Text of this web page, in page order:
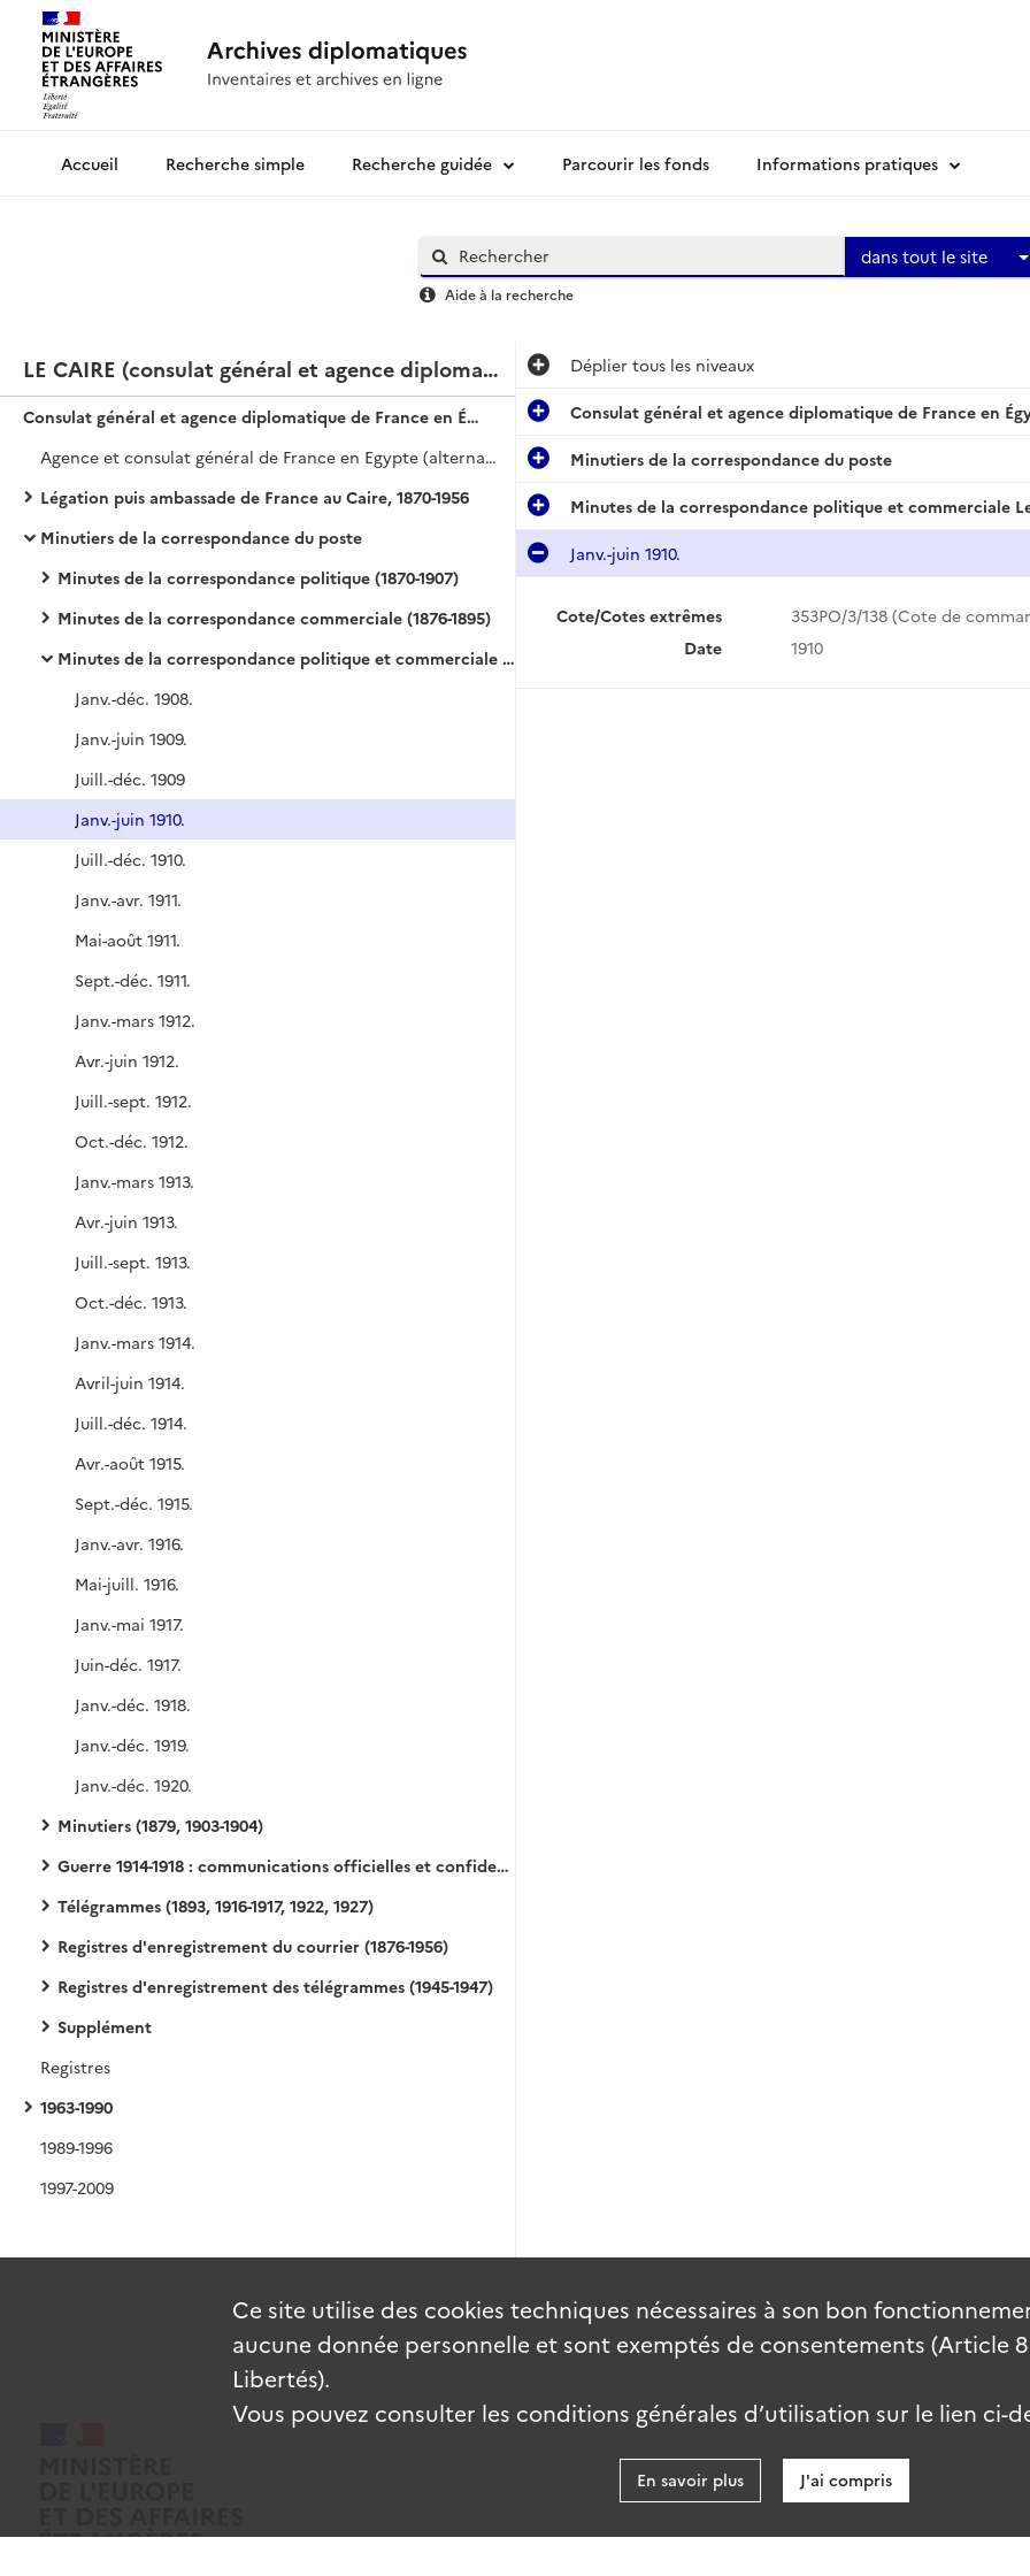
Archives diplomatiquesRecherche simple Recherche guidée Parcourir les fonds Informations pratiques
dans tout le site
Aide à la recherche
LE CAIRE (consulat général et agence diplomatique de France en Egypte, légation puis ambassade)
Consulat général et agence diplomatique de France en Égypte, légation puis ambassade au Caire
Agence et consulat général de France en Egypte (alternativement au Caire et à Alexandrie)
Légation puis ambassade de France au Caire, 1870-1956
Minutiers de la correspondance du poste
Minutes de la correspondance politique (1870-1907)
Minutes de la correspondance commerciale (1876-1895)
Minutes de la correspondance politique et commerciale Levant (1908-1920)
Janv.-déc. 1908.
Janv.-juin 1909.
Juill.-déc. 1909
Janv.-juin 1910.
Juill.-déc. 1910.
Janv.-avr. 1911.
Mai-août 1911.
Sept.-déc. 1911.
Janv.-mars 1912.
Avr.-juin 1912.
Juill.-sept. 1912.
Oct.-déc. 1912.
Janv.-mars 1913.
Avr.-juin 1913.
Juill.-sept. 1913.
Oct.-déc. 1913.
Janv.-mars 1914.
Avril-juin 1914.
Juill.-déc. 1914.
Avr.-août 1915.
Sept.-déc. 1915.
Janv.-avr. 1916.
Mai-juill. 1916.
Janv.-mai 1917.
Juin-déc. 1917.
Janv.-déc. 1918.
Janv.-déc. 1919.
Janv.-déc. 1920.
Minutiers (1879, 1903-1904)
Guerre 1914-1918 : communications officielles et confidentielles adressées au poste par le ministère au sujet de la guerre
Télégrammes (1893, 1916-1917, 1922, 1927)
Registres d'enregistrement du courrier (1876-1956)
Registres d'enregistrement des télégrammes (1945-1947)
Supplément
Registres
1963-1990
1989-1996
1997-2009
Déplier tous les niveaux
Consulat général et agence diplomatique de France en
Minutiers de la correspondance du poste
Minutes de la correspondance politique et commerciale
Janv.-juin 1910.
Cote/Cotes extrêmes
353PO/3/138 (Cote de
Date
1910
Ce site utilise des cookies techniques nécessaires à son bon
aucune donnée personnelle et sont exemptés de consentements (Article
Libertés).
Vous pouvez consulter les conditions générales d’utilisation sur le lien ci-
En savoir plus J'ai compris